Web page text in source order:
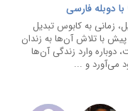
زمانی به کابوس تبدیل
با تلاش آن‌ها به زندان
دوباره وارد زندگی آن‌ها
می‌آورد و ...